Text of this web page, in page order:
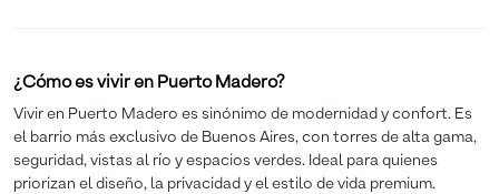
¿Cómo es vivir en Puerto Madero?
Vivir en Puerto Madero es sinónimo de modernidad y confort. Es
el barrio más exclusivo de Buenos Aires, con torres de alta gama,
seguridad, vistas al río y espacios verdes. Ideal para quienes
priorizan el diseño, la privacidad y el estilo de vida premium.